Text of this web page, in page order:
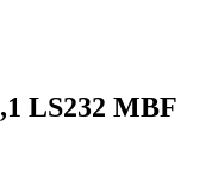
LS232 MBF